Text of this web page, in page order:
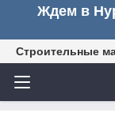
Ждем в
Строительные